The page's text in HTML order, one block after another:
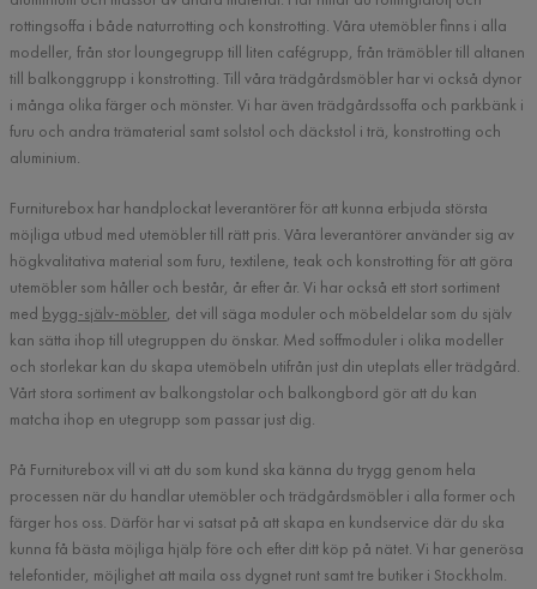
rottingsoffa i både naturrotting och konstrotting. Våra utemöbler finns i alla
modeller, från stor loungegrupp till liten cafégrupp, från trämöbler till altanen
till balkonggrupp i konstrotting. Till våra trädgårdsmöbler har vi också dynor
i många olika färger och mönster. Vi har även trädgårdssoffa och parkbänk i
furu och andra trämaterial samt solstol och däckstol i trä, konstrotting och
aluminium.
Furniturebox har handplockat leverantörer för att kunna erbjuda största
möjliga utbud med utemöbler till rätt pris. Våra leverantörer använder sig av
högkvalitativa material som furu, textilene, teak och konstrotting för att göra
utemöbler som håller och består, år efter år. Vi har också ett stort sortiment
med bygg-själv-möbler, det vill säga moduler och möbeldelar som du själv
kan sätta ihop till utegruppen du önskar. Med soffmoduler i olika modeller
och storlekar kan du skapa utemöbeln utifrån just din uteplats eller trädgård.
Vårt stora sortiment av balkongstolar och balkongbord gör att du kan
matcha ihop en utegrupp som passar just dig.
På Furniturebox vill vi att du som kund ska känna du trygg genom hela
processen när du handlar utemöbler och trädgårdsmöbler i alla former och
färger hos oss. Därför har vi satsat på att skapa en kundservice där du ska
kunna få bästa möjliga hjälp före och efter ditt köp på nätet. Vi har generösa
telefontider, möjlighet att maila oss dygnet runt samt tre butiker i Stockholm.